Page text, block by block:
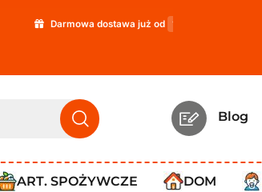
dostawa już od 119,99 zł !
Blog
ART. SPOŻYWCZE DOM